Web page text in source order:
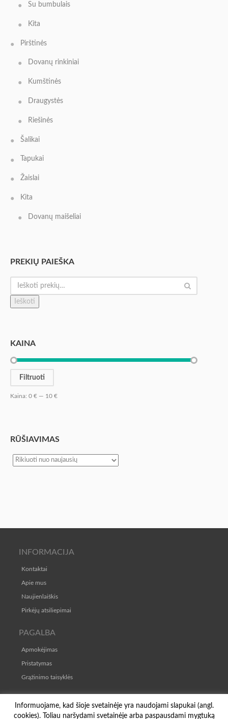
Su bumbulais
Kita
Pirštinės
Dovanų rinkiniai
Kumštinės
Draugystės
Riešinės
Šalikai
Tapukai
Žaislai
Kita
Dovanų maišeliai
PREKIŲ PAIEŠKA
Ieškoti
KAINA
Filtruoti
Kaina: 0 € — 10 €
RŪŠIAVIMAS
INFORMACIJA
Kontaktai
Apie mus
Naujienlaiškis
Pirkėjų atsiliepimai
PAGALBA
Apmokėjimas
Pristatymas
Grąžinimo taisyklės
Pirkimo-pardavimo taisyklės
Informuojame, kad šioje svetainėje yra naudojami slapukai (angl.
cookies). Toliau naršydami svetainėje arba paspausdami mygtuką